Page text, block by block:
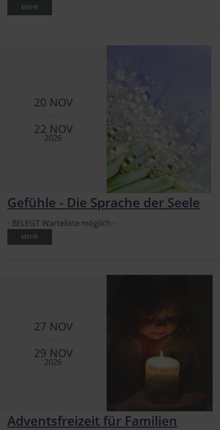
MEHR
20 NOV
-
22 NOV
2026
Gefühle - Die Sprache der Seele
- BELEGT Warteliste möglich -
MEHR
27 NOV
-
29 NOV
2026
Adventsfreizeit für Familien